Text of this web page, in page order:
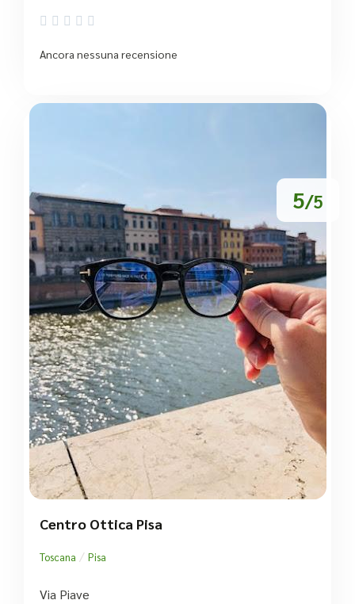
    
Ancora nessuna recensione
5/5
Centro Ottica Pisa
Toscana / Pisa
Via Piave